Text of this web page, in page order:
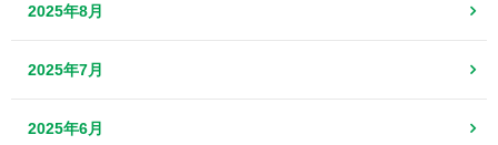
2025年8月
2025年7月
2025年6月